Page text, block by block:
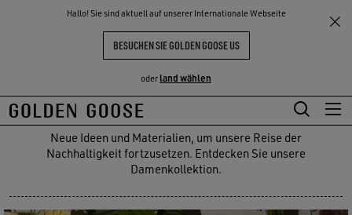
Hallo! Sie sind aktuell auf unserer Internationale Webseite
BESUCHEN SIE GOLDEN GOOSE US
oder land wählen
Zum
Hauptinhalt
springen
Zum
Footer-
Inhalt
ERLEBNISSE THE
COMMUNITY
Eine nachhaltige Entscheidung
EINE NACHHALTIGE
ENTSCHEIDUNG
Neue Ideen und Materialien, um unsere Reise der
Nachhaltigkeit fortzusetzen. Entdecken Sie unsere
Damenkollektion.